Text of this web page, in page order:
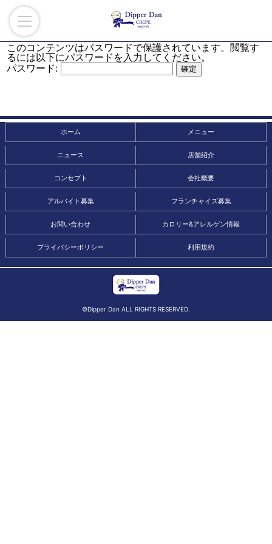
このコンテンツはパスワードで保護されています。閲覧す
るには以下にパスワードを入力してください。
パスワード:
ホーム メニュー
ニュース 店舗紹介
コンセプト 会社概要
アルバイト募集 フランチャイズ募集
お問い合わせ カロリー&アレルゲン情報
プライバシーポリシー 利用規約
©Dipper Dan ALL RIGHTS RESERVED.